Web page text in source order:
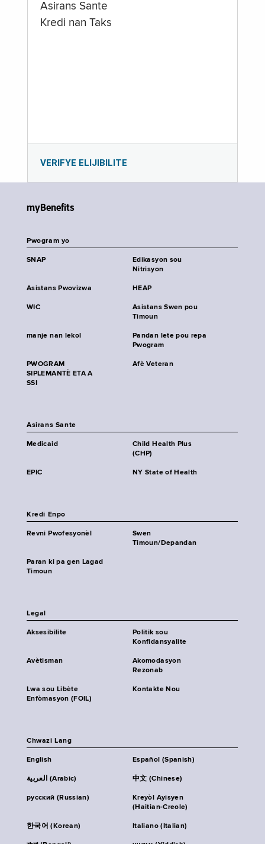
Asirans Sante
Kredi nan Taks
VERIFYE ELIJIBILITE
myBenefits
Pwogram yo
SNAP
Edikasyon sou
Nitrisyon
Asistans Pwovizwa HEAP
WIC
Asistans Swen pou
Timoun
manje nan lekol
Pandan lete pou repa
Pwogram
PWOGRAM
SIPLEMANTÈ ETA A
SSI
Afè Veteran
Asirans Sante
Medicaid
Child Health Plus
(CHP)
EPIC NY State of Health
Kredi Enpo
Revni Pwofesyonèl
Swen
Timoun/Depandan
Paran ki pa gen Lagad
Timoun
Legal
Aksesibilite
Politik sou
Konfidansyalite
Avètisman
Akomodasyon
Rezonab
Lwa sou Libète
Enfòmasyon (FOIL)
Kontakte Nou
Chwazi Lang
English Español (Spanish)
العربية (Arabic) 中文 (Chinese)
русский (Russian)
Kreyòl Ayisyen
(Haitian-Creole)
한국어 (Korean) Italiano (Italian)